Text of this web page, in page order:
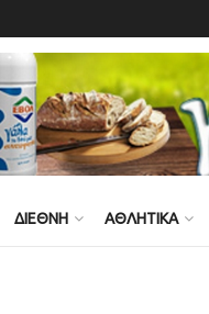
ΔΙΕΘΝΗ ΑΘΛΗΤΙΚΑ